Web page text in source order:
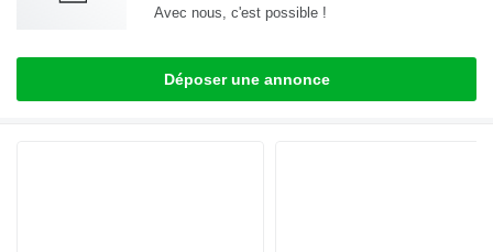
Avec nous, c'est possible !
Déposer une annonce